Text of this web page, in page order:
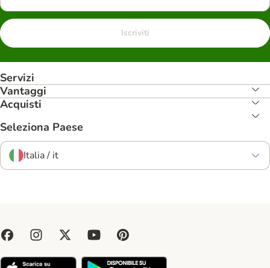
Iscriviti
Servizi
Vantaggi
Acquisti
Seleziona Paese
Italia / it